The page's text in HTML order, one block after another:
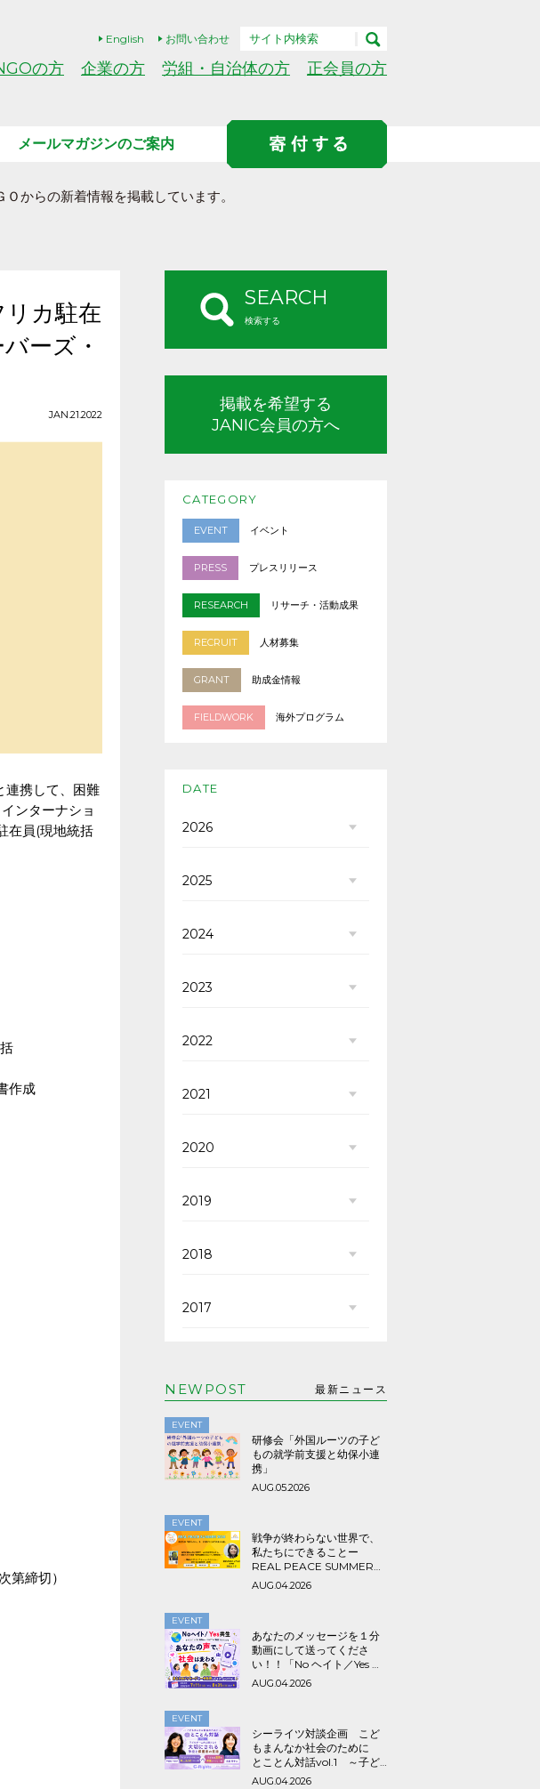
English お問い合わせ
の方 企業の方 労組・自治体の方 正会員の方
メールマガジンのご案内
からの新着情報を掲載しています。
リカ駐在
ーズ・
JAN.21.2022
連携して、困難
ンターナショ
在員(現地統括
作成
第締切）
SEARCH
検索する
掲載を希望する
JANIC会員の方へ
CATEGORY
EVENT イベント
PRESS プレスリリース
RESEARCH リサーチ・活動成果
RECRUIT 人材募集
GRANT 助成金情報
FIELDWORK 海外プログラム
DATE
2026
2025
2024
2023
2022
2021
2020
2019
2018
2017
NEWPOST 最新ニュース
EVENT
研修会「外国ルーツの子ど
もの就学前支援と幼保小連
携」
AUG.05.2026
EVENT
戦争が終わらない世界で、
私たちにできることー
REAL PEACE SUMMER
2026
AUG.04.2026
EVENT
あなたのメッセージを１分
動画にして送ってくださ
い！！「No ヘイト／Yes 共
生～みんなでつくる海外ル
AUG.04.2026
EVENT
シーライツ対談企画 こど
もまんなか社会のために
とことん対話vol.1 ～子ど
もが一人の人間として大切
AUG.04.2026